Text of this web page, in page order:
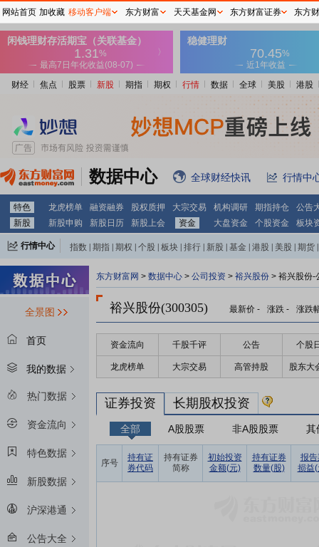
财经 焦点 股票 新股 期指 期权 行情 数据 全球 美股 港股
数据中心 全球财经快讯 行情中
特色 龙虎榜单 融资融券 股权质押 大宗交易 机构调研 期指持仓
公告
新股
新股申购 新股日历 新股上会 资金 大盘资金 个股资金 板块
行情中心 指数 期指 期权 个股 板块 排行 新股 基金 港股 美股 期货
全景图
首页
我的数据
热门数据
资金流向
特色数据
新股数据
沪深港通
公告大全
东方财富网 > 数据中心 > 公司投资 > 裕兴股份 > 裕兴股份-
裕兴股份(300305) 最新价 - 涨跌 - 涨跌
资金流向 千股千评 公告 个股
龙虎榜单 大宗交易 高管持股 股东大
证券投资 长期股权投资
全部 A股股票 非A股股票 其
序号
持有证
券代码
持有证券
简称
初始投资
金额(元)
持有证券
数量(股)
报告
损益(
网站首页 加收藏 移动客户端 东方财富 天天基金网 东方财富证券 东方